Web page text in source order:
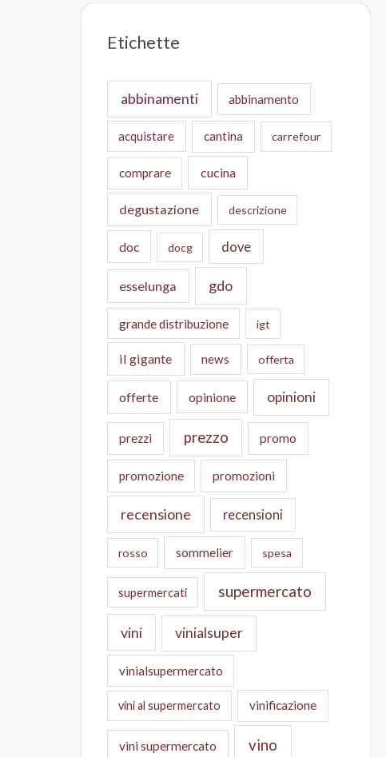
Etichette
abbinamenti abbinamento
acquistare cantina carrefour
comprare cucina
degustazione descrizione
doc docg dove
esselunga gdo
grande distribuzione igt
il gigante news offerta
offerte opinione opinioni
prezzi prezzo promo
promozione promozioni
recensione recensioni
rosso sommelier spesa
supermercati supermercato
vini vinialsuper
vinialsupermercato
vini al supermercato vinificazione
vini supermercato vino